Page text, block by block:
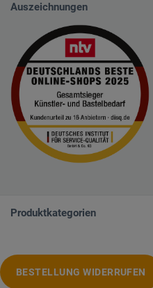
Auszeichnungen
Produktkategorien
BESTELLUNG WIDERRUFEN